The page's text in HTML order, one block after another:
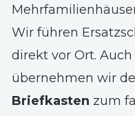
Wir führen
direkt vor Ort.
übernehmen wir
Briefkasten zum